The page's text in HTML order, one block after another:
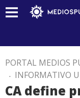
PORTAL MEDIOS
. INFORMATIVO
CA define